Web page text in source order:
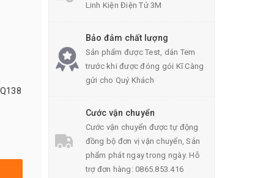
Linh Kiện Điện Tử 3M
Bảo đảm chất lượng
Sản phẩm được Test, dán Tem
trước khi được đóng gói Kĩ Càng
gửi cho Quý Khách
Cước vận chuyển
Cước vận chuyển được tự động
đồng bộ đơn vị vận chuyển, Sản
phẩm phát ngay trong ngày. Hỗ
trợ đơn hàng: 0865.853.416